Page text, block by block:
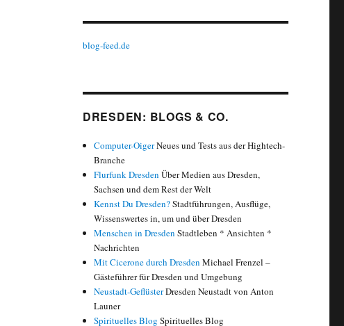
blog-feed.de
DRESDEN: BLOGS & CO.
Computer-OigerNeues und Tests aus der Hightech-
Branche
Flurfunk Dresden Über Medien aus Dresden,
Sachsen und dem Rest der Welt
Kennst Du Dresden?Stadtführungen, Ausflüge,
Wissenswertes in, um und über Dresden
Menschen in Dresden Stadtleben * Ansichten *
Nachrichten
Mit Cicerone durch Dresden Michael Frenzel –
Gästeführer für Dresden und Umgebung
Neustadt-GeflüsterDresden Neustadt von Anton
Launer
Spirituelles Blog Spirituelles Blog